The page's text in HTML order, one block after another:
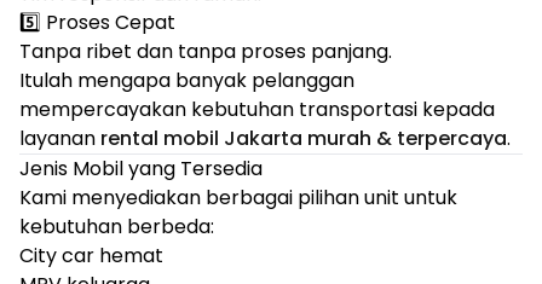
5️⃣ Proses Cepat
Tanpa ribet dan tanpa proses panjang.
Itulah mengapa banyak pelanggan
mempercayakan kebutuhan transportasi kepada
layanan rental mobil Jakarta murah & terpercaya.
Jenis Mobil yang Tersedia
Kami menyediakan berbagai pilihan unit untuk
kebutuhan berbeda:
City car hemat